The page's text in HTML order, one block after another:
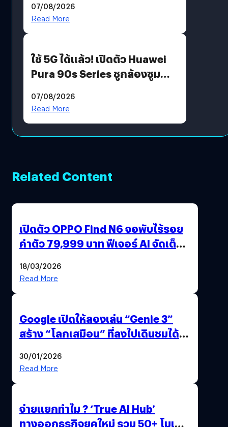
บริโภคและ B2B
07/08/2026
Read More
ใช้ 5G ได้แล้ว! เปิดตัว Huawei
Pura 90s Series ชูกล้องซูม
07/08/2026
Read More
Related Content
เปิดตัว OPPO Find N6 จอพับไร้รอย
ค่าตัว 79,999 บาท ฟีเจอร์ AI จัดเต็ม
18/03/2026
Read More
Google เปิดให้ลองเล่น “Genie 3”
สร้าง “โลกเสมือน” ที่ลงไปเดินชมได้
30/01/2026
Read More
จ่ายแยกทำไม ? ‘True AI Hub’
ทางออกธุรกิจยุคใหม่ รวม 50+ โมเดล